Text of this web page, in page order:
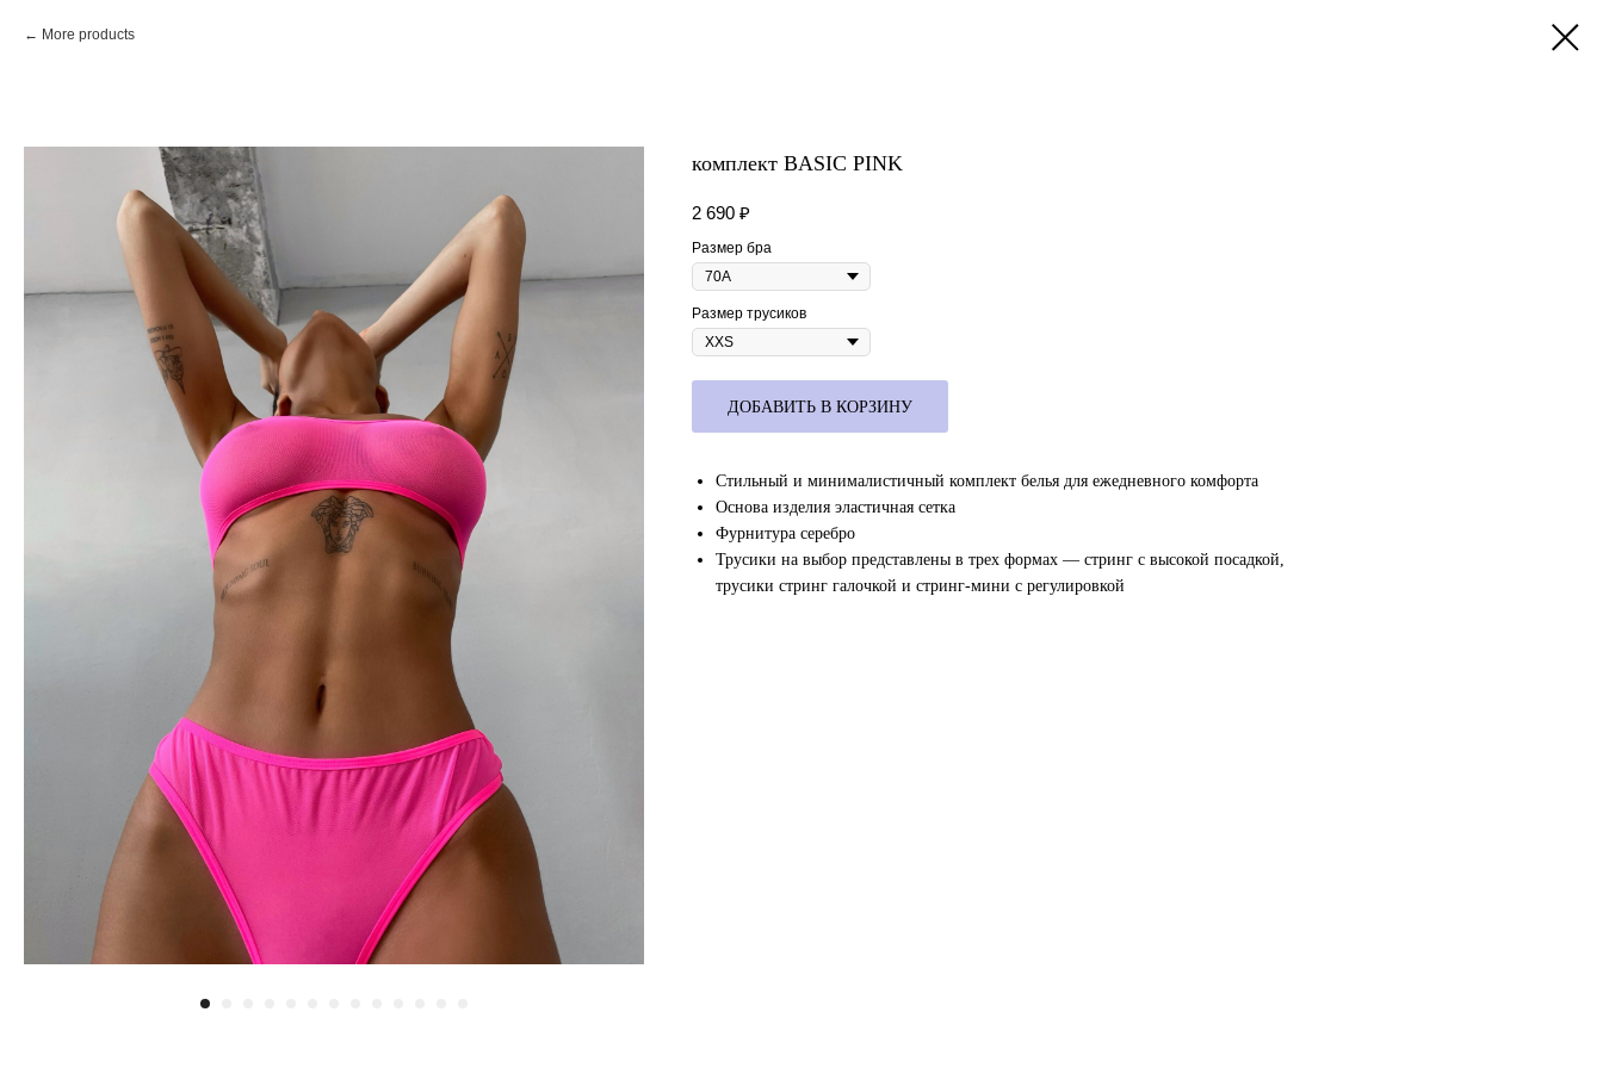
More products
комплект BASIC PINK
2 690 ₽
Размер бра
Размер трусиков
ДОБАВИТЬ В КОРЗИНУ
Стильный и минималистичный комплект белья для ежедневного комфорта
Основа изделия эластичная сетка
Фурнитура серебро
Трусики на выбор представлены в трех формах — стринг с высокой посадкой,
трусики стринг галочкой и стринг-мини с регулировкой